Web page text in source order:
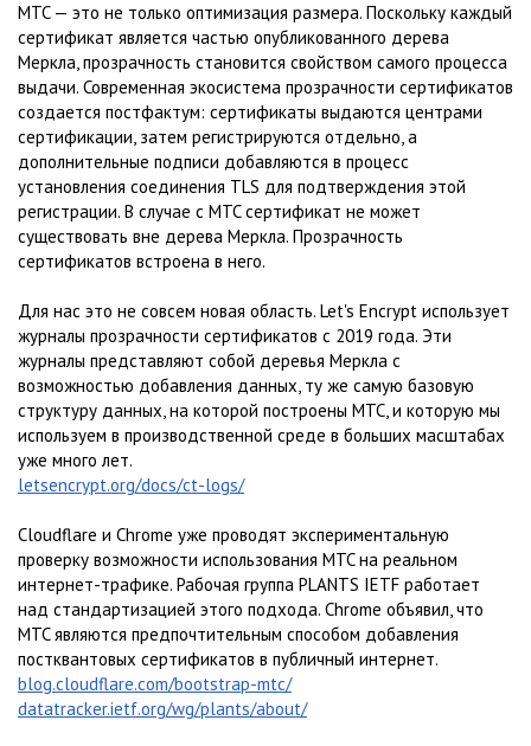
MTC — это не только оптимизация размера. Поскольку каждый
сертификат является частью опубликованного дерева
Меркла, прозрачность становится свойством самого процесса
выдачи. Современная экосистема прозрачности сертификатов
создается постфактум: сертификаты выдаются центрами
сертификации, затем регистрируются отдельно, а
дополнительные подписи добавляются в процесс
установления соединения TLS для подтверждения этой
регистрации. В случае с MTC сертификат не может
существовать вне дерева Меркла. Прозрачность
сертификатов встроена в него.
Для нас это не совсем новая область. Let's Encrypt использует
журналы прозрачности сертификатов с 2019 года. Эти
журналы представляют собой деревья Меркла с
возможностью добавления данных, ту же самую базовую
структуру данных, на которой построены MTC, и которую мы
используем в производственной среде в больших масштабах
уже много лет.
letsencrypt.org/docs/ct-logs/
Cloudflare и Chrome уже проводят экспериментальную
проверку возможности использования MTC на реальном
интернет-трафике. Рабочая группа PLANTS IETF работает
над стандартизацией этого подхода. Chrome объявил, что
MTC являются предпочтительным способом добавления
постквантовых сертификатов в публичный интернет.
blog.cloudflare.com/bootstrap-mtc/
datatracker.ietf.org/wg/plants/about/